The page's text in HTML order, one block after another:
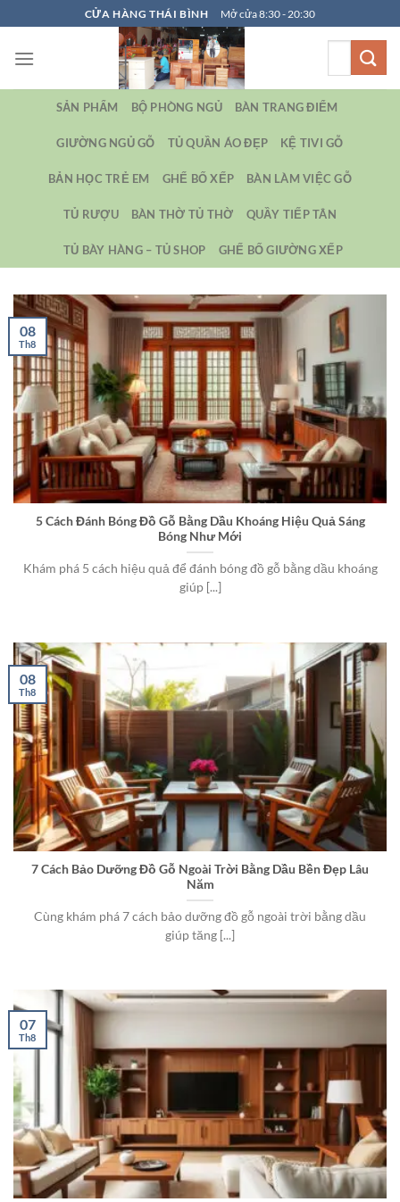
qua
nội
CỬA HÀNG THÁI BÌNH Mở cửa 8:30 - 20:30
SẢN PHẨM BỘ PHÒNG NGỦ BÀN TRANG ĐIỂM
GIƯỜNG NGỦ GỖ TỦ QUẦN ÁO ĐẸP KỆ TIVI GỖ
BẢN HỌC TRẺ EM GHẾ BỐ XẾP BÀN LÀM VIỆC GỖ
TỦ RƯỢU BÀN THỜ TỦ THỜ QUẦY TIẾP TÂN
TỦ BÀY HÀNG – TỦ SHOP GHẾ BỐ GIƯỜNG XẾP
5 Cách Đánh Bóng Đồ Gỗ Bằng Dầu Khoáng Hiệu Quả Sáng
Bóng Như Mới
Khám phá 5 cách hiệu quả để đánh bóng đồ gỗ bằng dầu khoáng
giúp [...]
08
Th8
7 Cách Bảo Dưỡng Đồ Gỗ Ngoài Trời Bằng Dầu Bền Đẹp Lâu
Năm
Cùng khám phá 7 cách bảo dưỡng đồ gỗ ngoài trời bằng dầu
giúp tăng [...]
08
Th8
07
Th8